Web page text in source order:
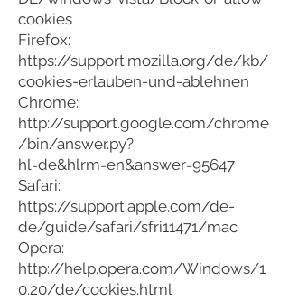
cookies
Firefox:
https://support.mozilla.org/de/kb/
cookies-erlauben-und-ablehnen
Chrome:
http://support.google.com/chrome
/bin/answer.py?
hl=de&hlrm=en&answer=95647
Safari:
https://support.apple.com/de-
de/guide/safari/sfri11471/mac
Opera:
http://help.opera.com/Windows/1
0.20/de/cookies.html